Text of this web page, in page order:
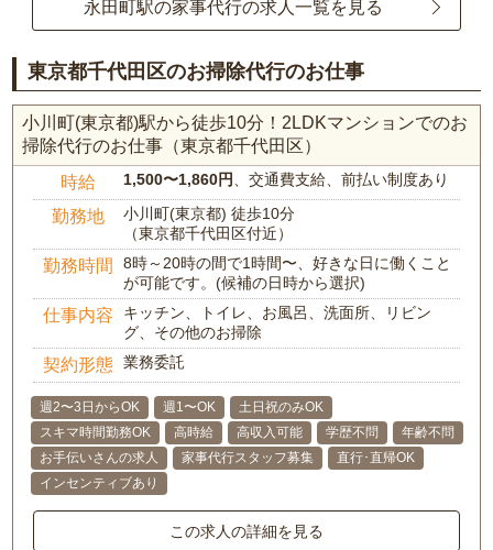
永田町駅の家事代行の求人一覧を見る
東京都千代田区のお掃除代行のお仕事
小川町(東京都)駅から徒歩10分！2LDKマンションでのお
掃除代行のお仕事（東京都千代田区）
時給 1,500〜1,860円 、交通費支給、前払い制度あり
勤務地
小川町(東京都) 徒歩10分
（東京都千代田区付近）
勤務時間
8時～20時の間で1時間〜、好きな日に働くこと
が可能です。(候補の日時から選択)
仕事内容
キッチン、トイレ、お風呂、洗面所、リビン
グ、その他のお掃除
契約形態 業務委託
週2〜3日からOK 週1〜OK
土日祝のみOK
スキマ時間勤務OK
高時給 高収入可能 学歴不問
年齢不問
お手伝いさんの求人
家事代行スタッフ募集
直行･直帰OK
インセンティブあり
この求人の詳細を見る